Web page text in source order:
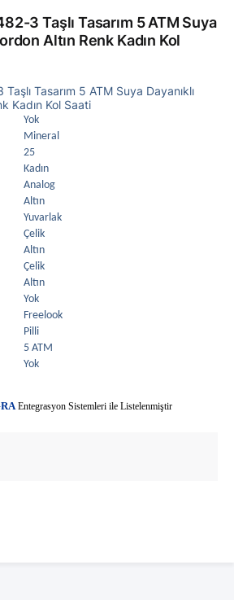
3 Taşlı Tasarım 5 ATM Suya
Altın Renk Kadın Kol
Tasarım 5 ATM Suya Dayanıklı
Kadın Kol Saati
Yok
Mineral
25
Kadın
Analog
Altın
Yuvarlak
Çelik
Altın
Çelik
Altın
Yok
Freelook
Pilli
5 ATM
Yok
Entegrasyon Sistemleri ile Listelenmiştir